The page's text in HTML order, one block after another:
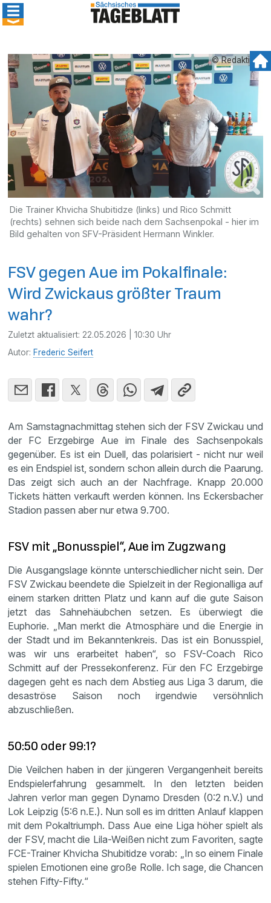
© Redaktion
Die Trainer Khvicha Shubitidze (links) und Rico Schmitt
(rechts) sehnen sich beide nach dem Sachsenpokal - hier im
Bild gehalten von SFV-Präsident Hermann Winkler.
FSV gegen Aue im Pokalfinale:
Wird Zwickaus größter Traum
wahr?
Zuletzt aktualisiert: 22.05.2026 | 10:30 Uhr
Autor: Frederic Seifert
Am Samstagnachmittag stehen sich der FSV Zwickau und
der FC Erzgebirge Aue im Finale des Sachsenpokals
gegenüber. Es ist ein Duell, das polarisiert - nicht nur weil
es ein Endspiel ist, sondern schon allein durch die Paarung.
Das zeigt sich auch an der Nachfrage. Knapp 20.000
Tickets hätten verkauft werden können. Ins Eckersbacher
Stadion passen aber nur etwa 9.700.
FSV mit „Bonusspiel“, Aue im Zugzwang
Die Ausgangslage könnte unterschiedlicher nicht sein. Der
FSV Zwickau beendete die Spielzeit in der Regionalliga auf
einem starken dritten Platz und kann auf die gute Saison
jetzt das Sahnehäubchen setzen. Es überwiegt die
Euphorie. „Man merkt die Atmosphäre und die Energie in
der Stadt und im Bekanntenkreis. Das ist ein Bonusspiel,
was wir uns erarbeitet haben“, so FSV-Coach Rico
Schmitt auf der Pressekonferenz. Für den FC Erzgebirge
dagegen geht es nach dem Abstieg aus Liga 3 darum, die
desaströse Saison noch irgendwie versöhnlich
abzuschließen.
50:50 oder 99:1?
Die Veilchen haben in der jüngeren Vergangenheit bereits
Endspielerfahrung gesammelt. In den letzten beiden
Jahren verlor man gegen Dynamo Dresden (0:2 n.V.) und
Lok Leipzig (5:6 n.E.). Nun soll es im dritten Anlauf klappen
mit dem Pokaltriumph. Dass Aue eine Liga höher spielt als
der FSV, macht die Lila-Weißen nicht zum Favoriten, sagte
FCE-Trainer Khvicha Shubitidze vorab: „In so einem Finale
spielen Emotionen eine große Rolle. Ich sage, die Chancen
stehen Fifty-Fifty.“